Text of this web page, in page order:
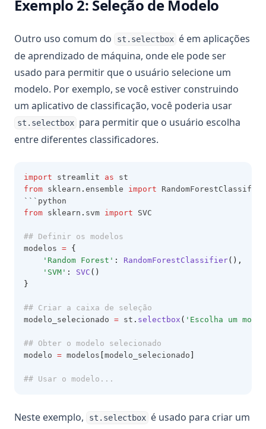
Exemplo 2: Seleção de Modelo
Outro uso comum do st.selectbox é em aplicações
de aprendizado de máquina, onde ele pode ser
usado para permitir que o usuário selecione um
modelo. Por exemplo, se você estiver construindo
um aplicativo de classificação, você poderia usar
st.selectbox para permitir que o usuário escolha
entre diferentes classificadores.
import streamlit as st
from sklearn . ensemble import RandomForestClassifier
```python
from sklearn . svm import SVC
## Definir os modelos
modelos = {
'Random Forest' : RandomForestClassifier(),
'SVM' : SVC ()
}
## Criar a caixa de seleção
modelo_selecionado = st . selectbox ( 'Escolha um
## Obter o modelo selecionado
modelo = modelos modelo_selecionado
## Usar o modelo...
Neste exemplo, st.selectbox é usado para criar um